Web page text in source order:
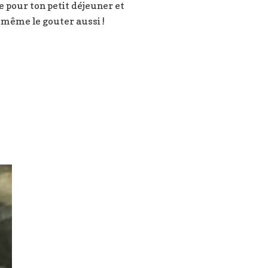
pour ton petit déjeuner et
même le gouter aussi !